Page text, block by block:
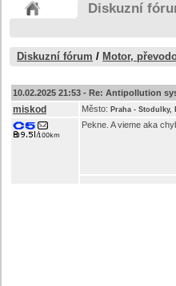
Diskuzní
Diskuzní fórum / Motor,
10.02.2025 21:53 - Re: Antipollution
miskod Město: Praha - Stodulky,
Pekne. A vieme aka